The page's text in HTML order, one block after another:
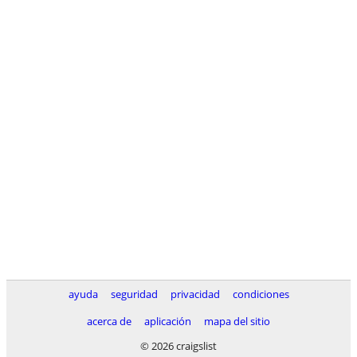
ayuda seguridad privacidad
condiciones
acerca de
aplicación
mapa del sitio
© 2026 craigslist